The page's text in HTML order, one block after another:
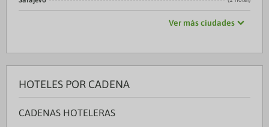
Ver más ciudades
HOTELES POR CADENA
CADENAS HOTELERAS